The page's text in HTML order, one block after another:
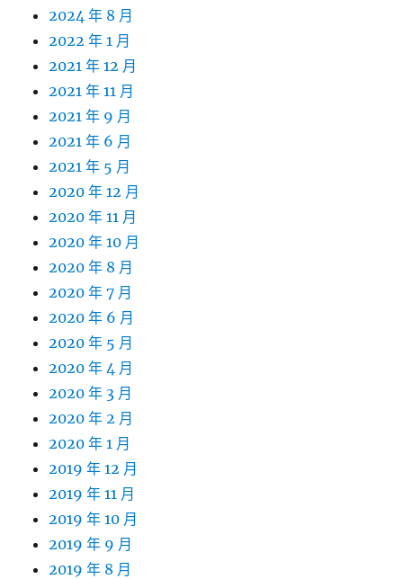
2024 年 8 月
2022 年 1 月
2021 年 12 月
2021 年 11 月
2021 年 9 月
2021 年 6 月
2021 年 5 月
2020 年 12 月
2020 年 11 月
2020 年 10 月
2020 年 8 月
2020 年 7 月
2020 年 6 月
2020 年 5 月
2020 年 4 月
2020 年 3 月
2020 年 2 月
2020 年 1 月
2019 年 12 月
2019 年 11 月
2019 年 10 月
2019 年 9 月
2019 年 8 月